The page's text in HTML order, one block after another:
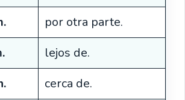
por otra parte.
lejos de.
cerca de.